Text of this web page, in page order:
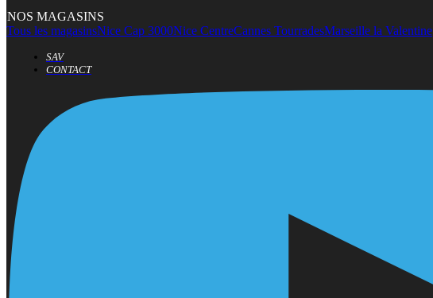
NOS MAGASINS
Tous les magasinsNice Cap 3000Nice CentreCannes TourradesMarseille la Valentine
SAV
CONTACT